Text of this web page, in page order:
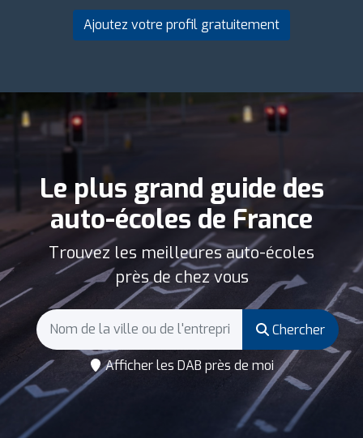
Ajoutez votre profil gratuitement
Le plus grand guide des
auto-écoles de France
Trouvez les meilleures auto-écoles
près de chez vous
Chercher
Afficher les DAB près de moi